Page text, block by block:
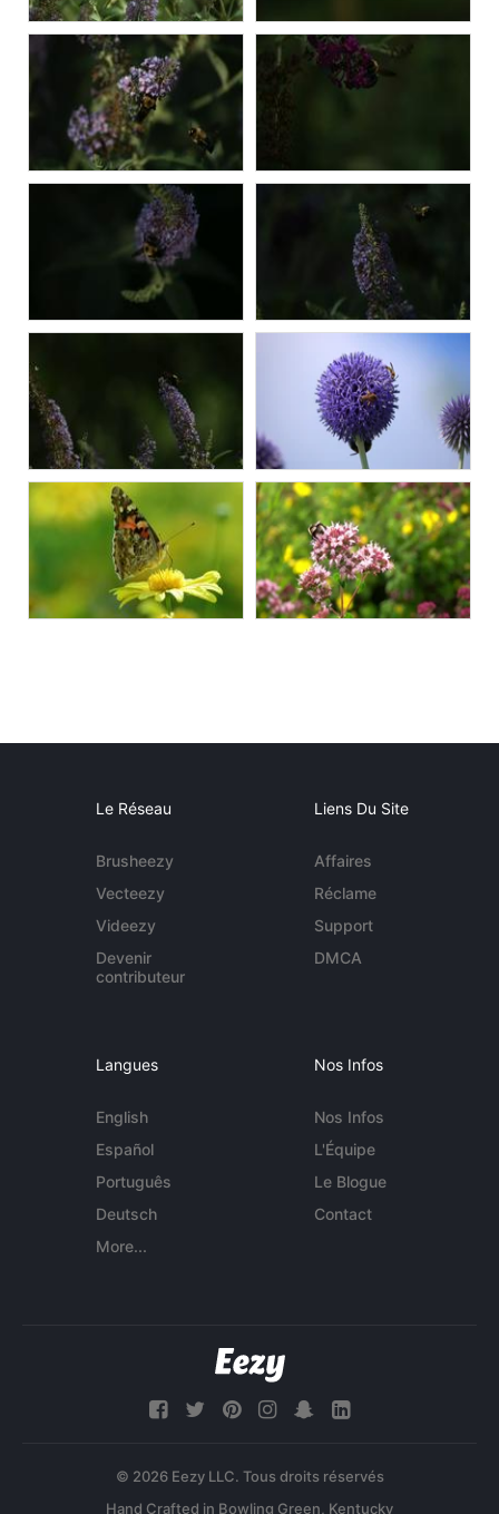
Le Réseau
Brusheezy
Vecteezy
Videezy
Devenir
contributeur
Liens Du Site
Affaires
Réclame
Support
DMCA
Langues
English
Español
Português
Deutsch
More...
Nos Infos
Nos Infos
L'Équipe
Le Blogue
Contact
© 2026 Eezy LLC. Tous droits réservés